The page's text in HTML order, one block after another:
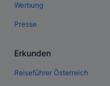
Werbung
Presse
Erkunden
Reiseführer Österreich